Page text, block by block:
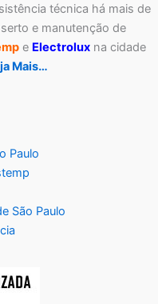
técnica há mais de
e manutenção de
e Electrolux na cidade
Mais…
Paulo
São Paulo